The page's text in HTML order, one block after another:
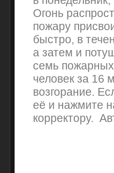
Огонь
пожару
быстро, в
а затем и
семь
человек за 16
возгорание.
её и нажмите
корректору.